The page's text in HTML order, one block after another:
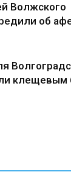
Волжского
об
клещевым